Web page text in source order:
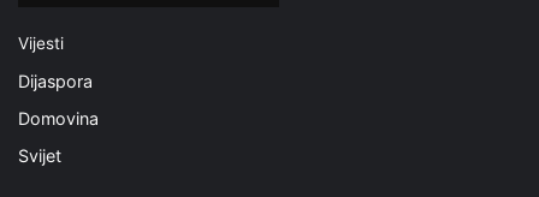
Vijesti
Dijaspora
Domovina
Svijet